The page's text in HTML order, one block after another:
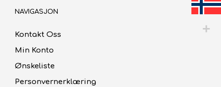
NAVIGASJON
Kontakt Oss
Min Konto
Ønskeliste
Personvernerklæring